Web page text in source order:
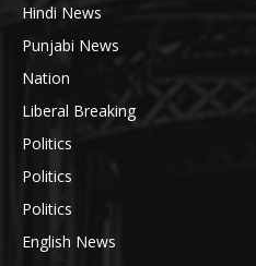
Hindi News
Punjabi News
Nation
Liberal Breaking
Politics
Politics
Politics
English News